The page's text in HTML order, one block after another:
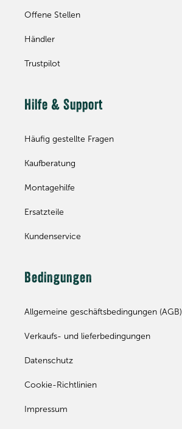
Offene Stellen
Händler
Trustpilot
Hilfe & Support
Häufig gestellte Fragen
Kaufberatung
Montagehilfe
Ersatzteile
Kundenservice
Bedingungen
Allgemeine geschäftsbedingungen (AGB)
Verkaufs- und lieferbedingungen
Datenschutz
Cookie-Richtlinien
Impressum